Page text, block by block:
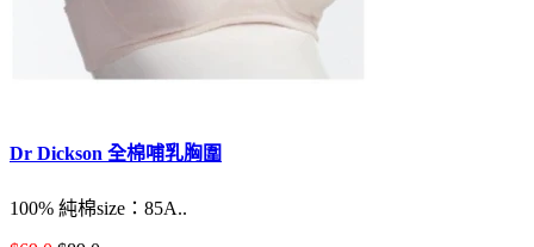
Dr Dickson 全棉哺乳胸圍
100% 純棉size：85A..